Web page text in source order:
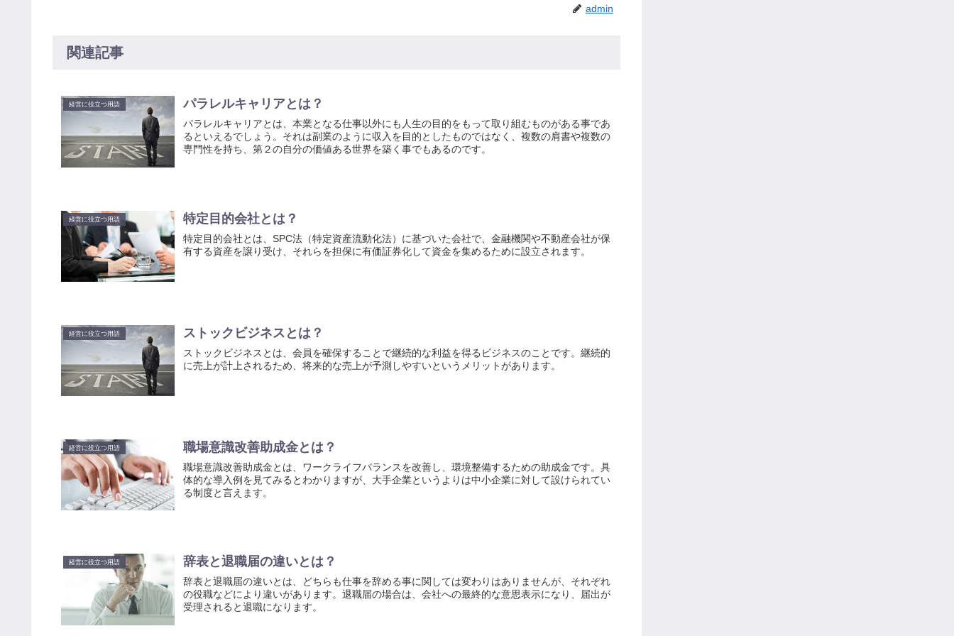
admin
関連記事
経営に役立つ用語 パラレルキャリアとは？
パラレルキャリアとは、本業となる仕事以外にも人生の目的をもって取り組むものがある事であ
るといえるでしょう。それは副業のように収入を目的としたものではなく、複数の肩書や複数の
専門性を持ち、第２の自分の価値ある世界を築く事でもあるのです。
経営に役立つ用語 特定目的会社とは？
特定目的会社とは、SPC法（特定資産流動化法）に基づいた会社で、金融機関や不動産会社が保
有する資産を譲り受け、それらを担保に有価証券化して資金を集めるために設立されます。
経営に役立つ用語 ストックビジネスとは？
ストックビジネスとは、会員を確保することで継続的な利益を得るビジネスのことです。継続的
に売上が計上されるため、将来的な売上が予測しやすいというメリットがあります。
経営に役立つ用語 職場意識改善助成金とは？
職場意識改善助成金とは、ワークライフバランスを改善し、環境整備するための助成金です。具
体的な導入例を見てみるとわかりますが、大手企業というよりは中小企業に対して設けられてい
る制度と言えます。
経営に役立つ用語 辞表と退職届の違いとは？
辞表と退職届の違いとは、どちらも仕事を辞める事に関しては変わりはありませんが、それぞれ
の役職などにより違いがあります。退職届の場合は、会社への最終的な意思表示になり、届出が
受理されると退職になります。